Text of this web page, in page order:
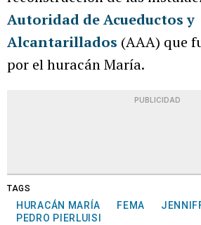
Autoridad de Acueductos y
Alcantarillados (AAA) que
por el huracán María.
PUBLICIDAD
TAGS
HURACÁN MARÍA FEMA
PEDRO PIERLUISI